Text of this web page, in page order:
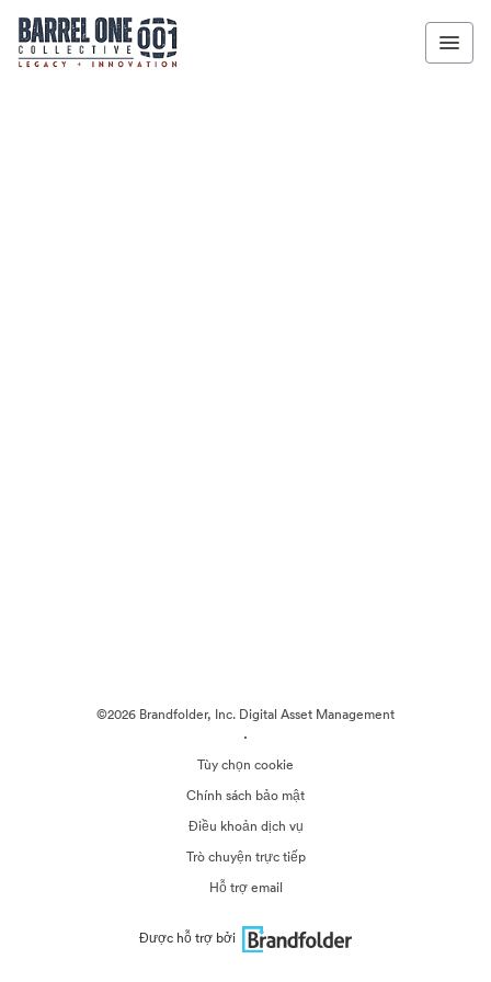
©2026 Brandfolder, Inc. Digital Asset Management
·
Tùy chọn cookie
Chính sách bảo mật
Điều khoản dịch vụ
Trò chuyện trực tiếp
Hỗ trợ email
Được hỗ trợ bởi